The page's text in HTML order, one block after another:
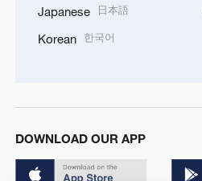
Japanese 日本語
Korean 한국어
DOWNLOAD OUR APP